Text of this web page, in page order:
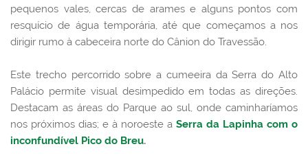
pequenos vales, cercas de arames e alguns pontos com
resquício de água temporária, até que começamos a nos
dirigir rumo à cabeceira norte do Cânion do Travessão.
Este trecho percorrido sobre a cumeeira da Serra do Alto
Palácio permite visual desimpedido em todas as direções.
Destacam as áreas do Parque ao sul, onde caminharíamos
nos próximos dias; e à noroeste a Serra da Lapinha com o
inconfundível Pico do Breu.